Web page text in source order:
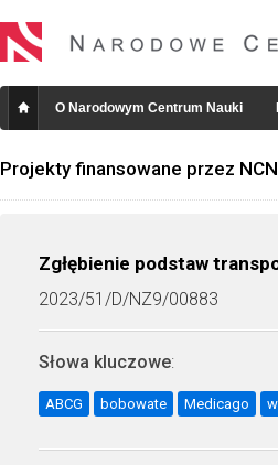
O Narodowym Centrum Nauki
Projekty finansowane przez NCN
Zgłębienie podstaw
2023/51/D/NZ9/00883
Słowa kluczowe:
ABCG bobowate Medicago